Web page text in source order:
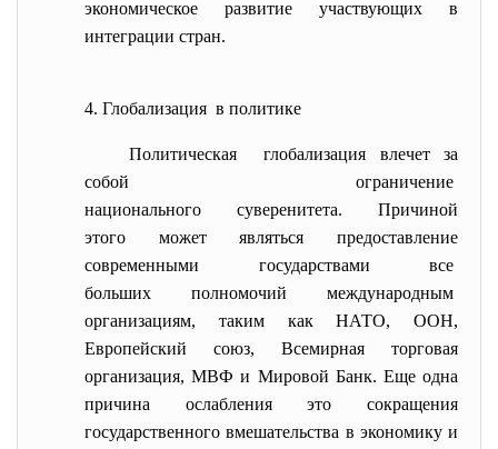
экономическое развитие участвующих в
интеграции стран.
4. Глобализация в политике
Политическая глобализация влечет за
собой ограничение
национального суверенитета. Причиной
этого может являться предоставление
современными государствами все
больших полномочий международным
организациям, таким как НАТО, ООН,
Европейский союз, Всемирная торговая
организация, МВФ и Мировой Банк. Еще одна
причина ослабления это сокращения
государственного вмешательства в экономику и